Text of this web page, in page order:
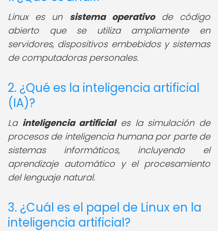
Linux es un sistema operativode código
abierto que se utiliza ampliamente en
servidores, dispositivos embebidos y sistemas
de computadoras personales.
2. ¿Qué es la inteligencia artificial
(IA)?
La inteligencia artificiales la simulación de
procesos de inteligencia humana por parte de
sistemas informáticos, incluyendo el
aprendizaje automático y el procesamiento
del lenguaje natural.
3. ¿Cuál es el papel de Linux en la
inteligencia artificial?